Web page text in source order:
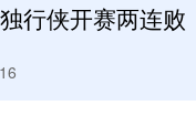
行侠开赛两连败